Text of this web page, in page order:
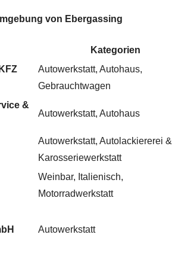
von Ebergassing
Kategorien
Autowerkstatt, Autohaus,
Gebrauchtwagen
&
Autowerkstatt, Autohaus
Autowerkstatt, Autolackiererei &
Karosseriewerkstatt
Weinbar, Italienisch,
Motorradwerkstatt
Autowerkstatt